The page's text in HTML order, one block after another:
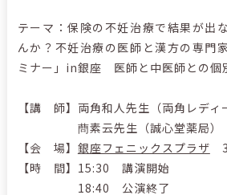
テーマ：保険の不妊治療で結果が出
んか？不妊治療の医師と漢方の専門
ミナー」in銀座 医師と中医師との個
【講 師】両角和人先生（両角レディ
蔄素云先生（誠心堂薬局）
【会 場】 銀座フェニックスプラザ
【時 間】15:30 講演開始
18:40 公演終了